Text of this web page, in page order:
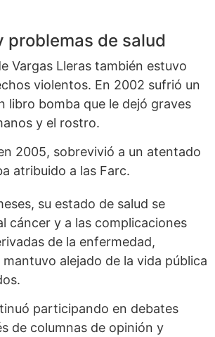
problemas de salud
Vargas Lleras también estuvo
violentos. En 2002 sufrió un
libro bomba que le dejó graves
y el rostro.
2005, sobrevivió a un atentado
atribuido a las Farc.
su estado de salud se
cáncer y a las complicaciones
de la enfermedad,
alejado de la vida pública
participando en debates
de columnas de opinión y